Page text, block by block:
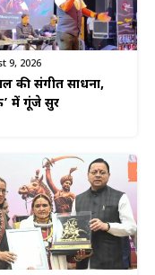
9, 2026
की संगीत साधना,
में गूंजे सुर